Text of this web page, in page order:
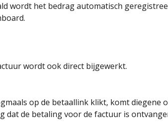
wordt het bedrag automatisch
wordt ook direct bijgewerkt.
op de betaallink klikt, komt diegene
dat de betaling voor de factuur is